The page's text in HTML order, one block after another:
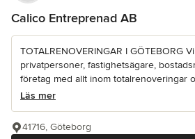
Calico Entreprenad AB
TOTALRENOVERINGAR I GÖTEBORG
privatpersoner, fastighetsägare,
företag med allt inom totalrenoveringar
Läs mer
41716, Göteborg